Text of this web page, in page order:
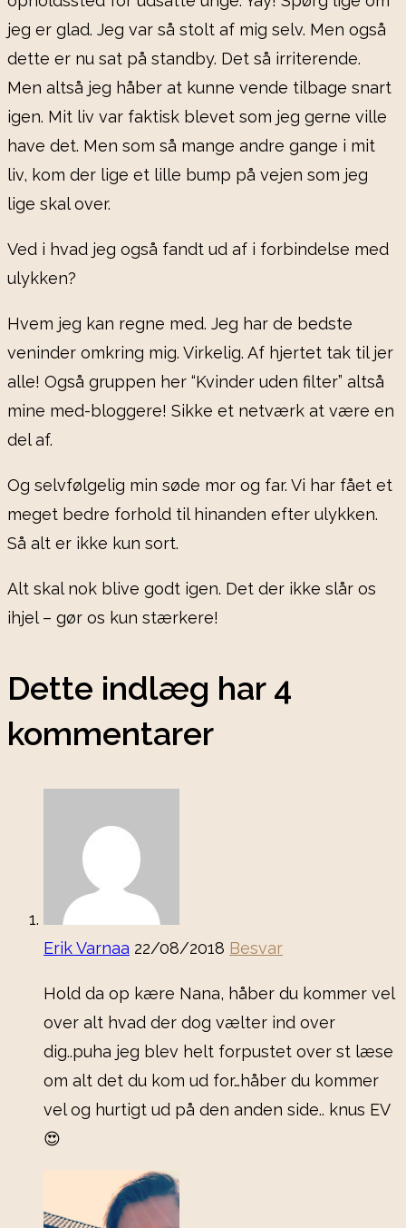
jeg er glad. Jeg var så stolt af mig selv. Men også
dette er nu sat på standby. Det så irriterende.
Men altså jeg håber at kunne vende tilbage snart
igen. Mit liv var faktisk blevet som jeg gerne ville
have det. Men som så mange andre gange i mit
liv, kom der lige et lille bump på vejen som jeg
lige skal over.
Ved i hvad jeg også fandt ud af i forbindelse med
ulykken?
Hvem jeg kan regne med. Jeg har de bedste
veninder omkring mig. Virkelig. Af hjertet tak til jer
alle! Også gruppen her “Kvinder uden filter” altså
mine med-bloggere! Sikke et netværk at være en
del af.
Og selvfølgelig min søde mor og far. Vi har fået et
meget bedre forhold til hinanden efter ulykken.
Så alt er ikke kun sort.
Alt skal nok blive godt igen. Det der ikke slår os
ihjel – gør os kun stærkere!
Dette indlæg har 4
kommentarer
Erik Varnaa 22/08/2018 Besvar
Hold da op kære Nana, håber du kommer vel
over alt hvad der dog vælter ind over
dig..puha jeg blev helt forpustet over st læse
om alt det du kom ud for…håber du kommer
vel og hurtigt ud på den anden side.. knus EV
😍